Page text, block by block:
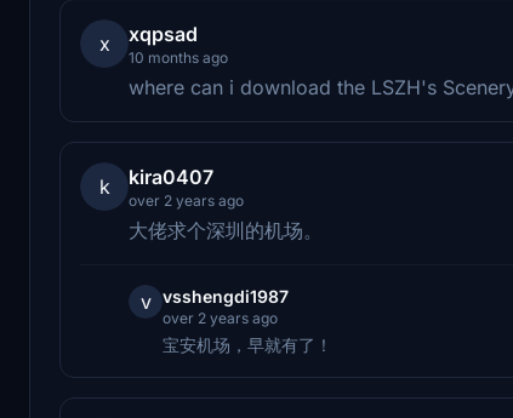
x xqpsad
10 months ago
where can i download the LSZH's
k kira0407
over 2 years ago
大佬求个深圳的机场。
v vsshengdi1987
over 2 years ago
宝安机场，早就有了！